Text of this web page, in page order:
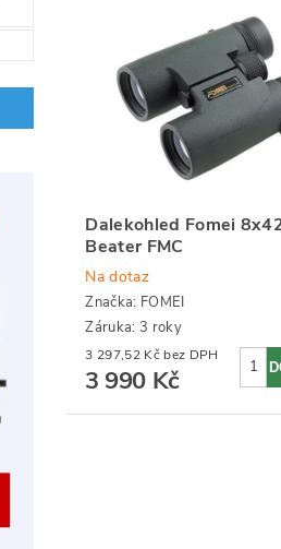
Dalekohled Fomei
Beater FMC
Na dotaz
Značka: FOMEI
Záruka: 3 roky
3 297,52 Kč bez DPH
3 990 Kč